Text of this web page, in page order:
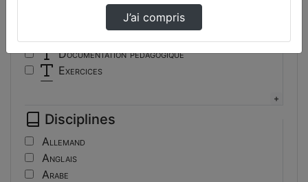
Conférence
Documentation pédagogique
Exercices
Travaux d'élèves/étudiants
Tutoriel
Disciplines
Allemand
Anglais
Arabe
J’ai compris